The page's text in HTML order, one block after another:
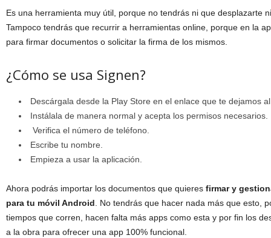
Es una herramienta muy útil, porque no tendrás ni que desplazarte
Tampoco tendrás que recurrir a herramientas online, porque en la
para firmar documentos o solicitar la firma de los mismos.
¿Cómo se usa Signen?
Descárgala desde la Play Store en el enlace que te dejamos
Instálala de manera normal y acepta los permisos necesarios.
Verifica el número de teléfono.
Escribe tu nombre.
Empieza a usar la aplicación.
Ahora podrás importar los documentos que quieres firmar y
para tu móvil Android . No tendrás que hacer nada más que esto,
tiempos que corren, hacen falta más apps como esta y por fin los
a la obra para ofrecer una app 100% funcional.